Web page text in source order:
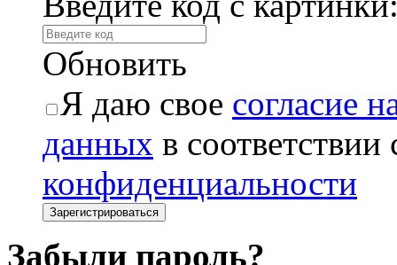
Обновить
Я даю свое согласие
данных в соответствии
конфиденциальности
Забыли пароль?